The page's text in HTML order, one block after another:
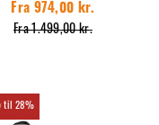
Fra 1.499,00 kr.
Fra 974,00 kr.
28%